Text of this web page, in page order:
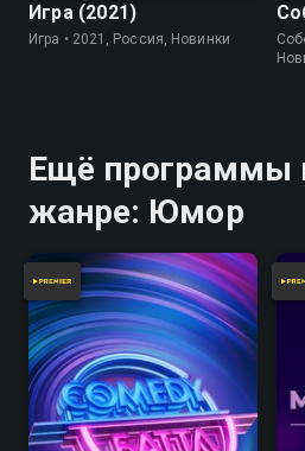
Игра (2021)
Игра • 2021, Россия, Новинки
Ещё программы
жанре: Юмор